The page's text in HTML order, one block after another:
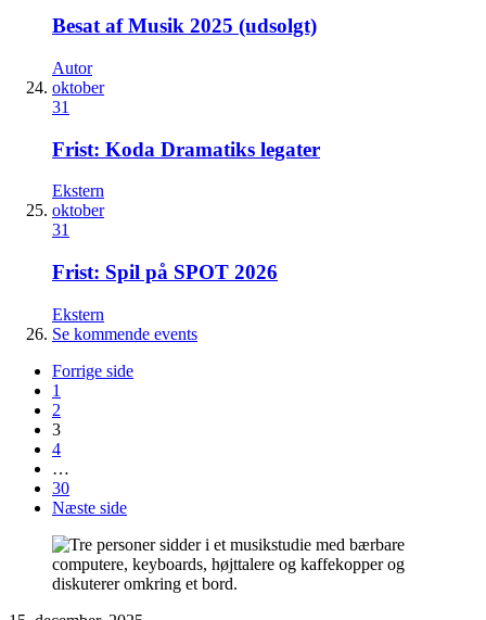
Besat af Musik 2025 (udsolgt)
Autor
oktober
31
Frist: Koda Dramatiks legater
Ekstern
oktober
31
Frist: Spil på SPOT 2026
Ekstern
Se kommende events
Forrige side
1
2
3
4
…
30
Næste side